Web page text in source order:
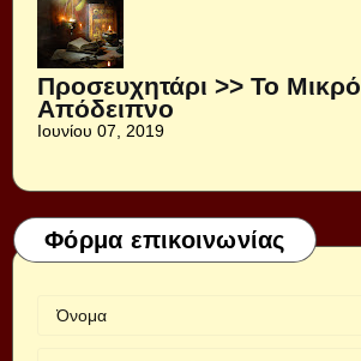
Προσευχητάρι >> Το Μικρό
Απόδειπνο
Ιουνίου 07, 2019
Φόρμα επικοινωνίας